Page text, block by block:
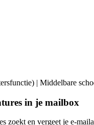
| Middelbare
in je mailbox
zoekt en vergeet je e-